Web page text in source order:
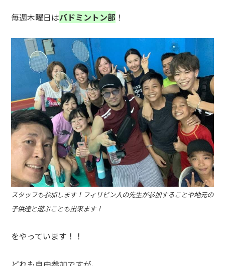
毎週木曜日はバドミントン部 ！
スタッフも参加します！フィリピン人の先生が参加することや地元の
子供達と遊ぶことも出来ます！
をやっています！！